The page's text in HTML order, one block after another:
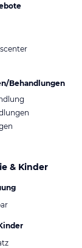
Behandlungen
& Kinder